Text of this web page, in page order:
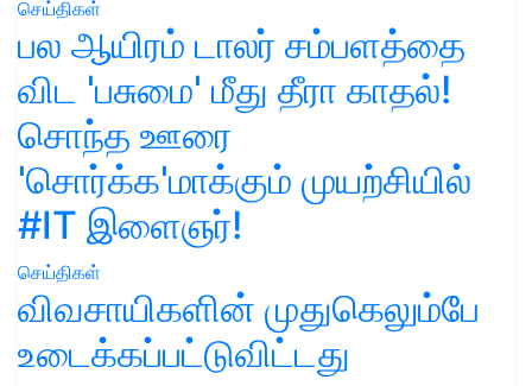
செய்திகள்
பல ஆயிரம் டாலர் சம்பளத்தை
விட 'பசுமை' மீது தீரா காதல்!
சொந்த ஊரை
'சொர்க்க'மாக்கும் முயற்சியில்
#IT இளைஞர்!
செய்திகள்
விவசாயிகளின் முதுகெலும்பே
உடைக்கப்பட்டுவிட்டது